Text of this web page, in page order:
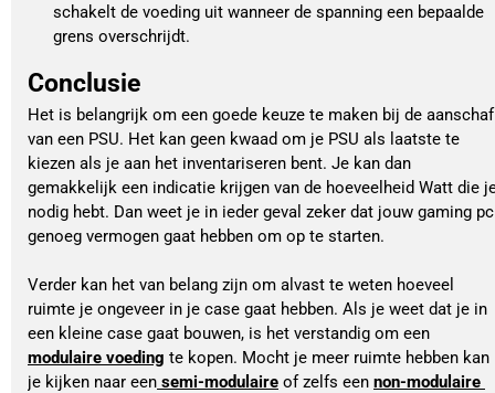
schakelt de voeding uit wanneer de spanning een bepaalde
grens overschrijdt.
Conclusie
Het is belangrijk om een goede keuze te maken bij de aanschaf
van een PSU. Het kan geen kwaad om je PSU als laatste te
kiezen als je aan het inventariseren bent. Je kan dan
gemakkelijk een indicatie krijgen van de hoeveelheid Watt die
nodig hebt. Dan weet je in ieder geval zeker dat jouw gaming pc
genoeg vermogen gaat hebben om op te starten.
Verder kan het van belang zijn om alvast te weten hoeveel
ruimte je ongeveer in je case gaat hebben. Als je weet dat je in
modulaire voeding te kopen. Mocht je meer ruimte hebben kan
je kijken naar een semi-modulaire of zelfs een non-modulaire